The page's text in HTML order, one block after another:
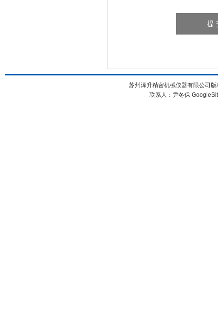
苏州泽升精密机械仪器有限公司
联系人：尹冬保